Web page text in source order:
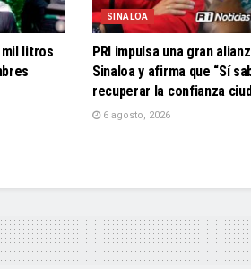
mil litros
SINALOA
PRI impulsa una gran
Sinaloa y afirma que “Sí
recuperar la confianza
6 agosto, 2026